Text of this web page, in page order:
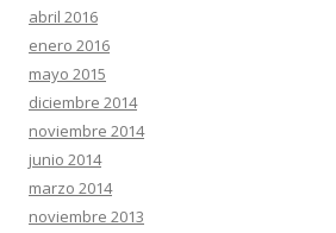
abril 2016
enero 2016
mayo 2015
diciembre 2014
noviembre 2014
junio 2014
marzo 2014
noviembre 2013